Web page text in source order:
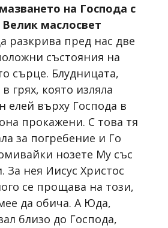
на Господа с
маслосвет
разкрива пред нас две
състояния на
сърце. Блудницата,
грях, която изляла
елей върху Господа в
прокажени. С това тя
за погребение и Го
нозете Му със
За нея Иисус Христос
се прощава на този,
да обича. А Юда,
близо до Господа,